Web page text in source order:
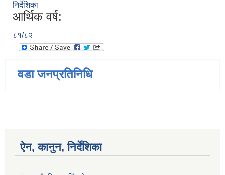
निर्देशिका
आर्थिक वर्ष:
८१/८२
वडा जनप्रतिनिधि
ऐन, कानुन, निर्देशिका